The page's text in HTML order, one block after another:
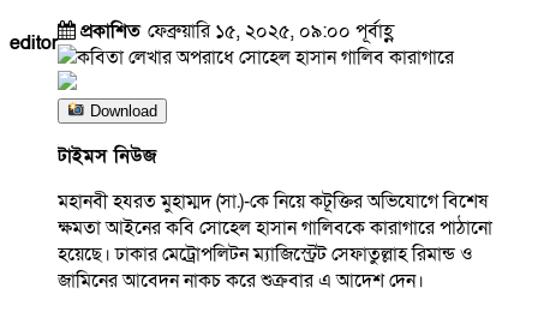
editor প্রকাশিত ফেব্রুয়ারি ১৫, ২০২৫, ০৯:০০ পূর্বাহ্ণ
Download
টাইমস নিউজ
মহানবী হযরত মুহাম্মদ (সা.)-কে নিয়ে কটূক্তির অভিযোগে বিশেষ
ক্ষমতা আইনের কবি সোহেল হাসান গালিবকে কারাগারে পাঠানো
হয়েছে। ঢাকার মেট্রোপলিটন ম্যাজিস্ট্রেট সেফাতুল্লাহ রিমান্ড ও
জামিনের আবেদন নাকচ করে শুক্রবার এ আদেশ দেন।